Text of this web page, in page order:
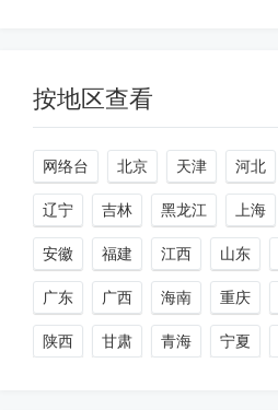
按地区查看
网络台 北京 天津 河北
辽宁 吉林 黑龙江 上海
安徽 福建 江西 山东
广东 广西 海南 重庆
陕西 甘肃 青海 宁夏